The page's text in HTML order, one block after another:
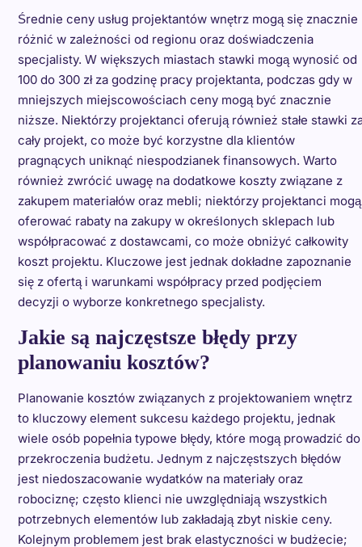
Średnie ceny usług projektantów wnętrz mogą się znacznie
różnić w zależności od regionu oraz doświadczenia
specjalisty. W większych miastach stawki mogą wynosić od
100 do 300 zł za godzinę pracy projektanta, podczas gdy w
mniejszych miejscowościach ceny mogą być znacznie
niższe. Niektórzy projektanci oferują również stałe stawki
cały projekt, co może być korzystne dla klientów
pragnących uniknąć niespodzianek finansowych. Warto
również zwrócić uwagę na dodatkowe koszty związane z
zakupem materiałów oraz mebli; niektórzy projektanci mogą
oferować rabaty na zakupy w określonych sklepach lub
współpracować z dostawcami, co może obniżyć całkowity
koszt projektu. Kluczowe jest jednak dokładne zapoznanie
się z ofertą i warunkami współpracy przed podjęciem
decyzji o wyborze konkretnego specjalisty.
Jakie są najczęstsze błędy przy
planowaniu kosztów?
Planowanie kosztów związanych z projektowaniem wnętrz
to kluczowy element sukcesu każdego projektu, jednak
wiele osób popełnia typowe błędy, które mogą prowadzić do
przekroczenia budżetu. Jednym z najczęstszych błędów
jest niedoszacowanie wydatków na materiały oraz
robociznę; często klienci nie uwzględniają wszystkich
potrzebnych elementów lub zakładają zbyt niskie ceny.
Kolejnym problemem jest brak elastyczności w budżecie;